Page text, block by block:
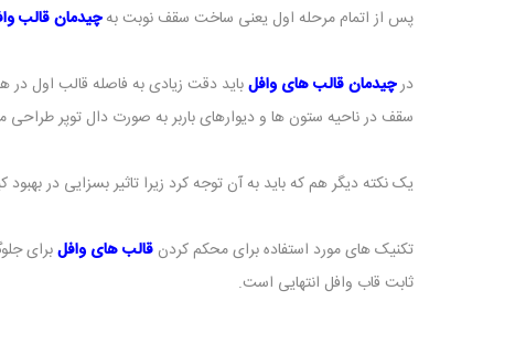
پس از اتمام مرحله اول یعنی ساخت سقف نوبت بهچیدمان قالب
درچیدمان قالب های وافلباید دقت زیادی به فاصله قالب اول
سقف در ناحیه ستون ها و دیوارهای باربر به صورت دال توپر طراحی
یک نکته دیگر هم که باید به آن توجه کرد زیرا تاثیر بسزایی در
تکنیک های مورد استفاده برای محکم کردن قالب های وافلبرای
ثابت قاب وافل انتهایی است.